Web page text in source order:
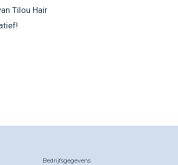
Tilou Hair
Bedrijfsgegevens